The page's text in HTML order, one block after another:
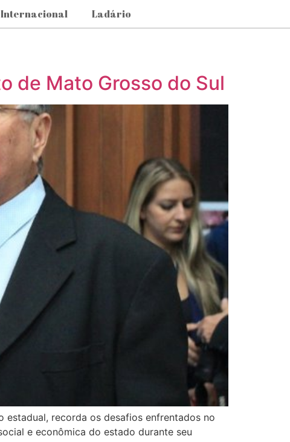
Internacional Ladário
de Mato Grosso do Sul
estadual, recorda os desafios enfrentados no
e econômica do estado durante seu